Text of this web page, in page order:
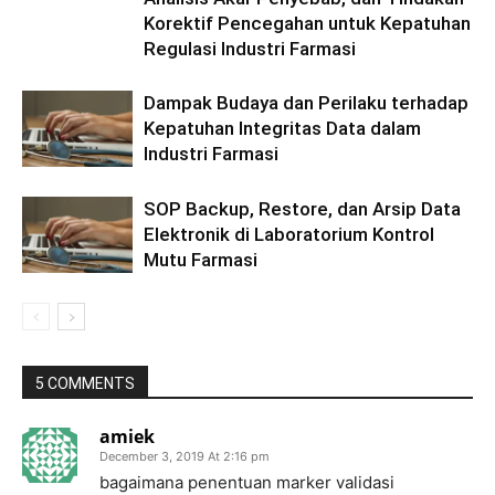
Korektif Pencegahan untuk Kepatuhan
Regulasi Industri Farmasi
Dampak Budaya dan Perilaku terhadap
Kepatuhan Integritas Data dalam
Industri Farmasi
SOP Backup, Restore, dan Arsip Data
Elektronik di Laboratorium Kontrol
Mutu Farmasi
5 COMMENTS
amiek
December 3, 2019 At 2:16 pm
bagaimana penentuan marker validasi